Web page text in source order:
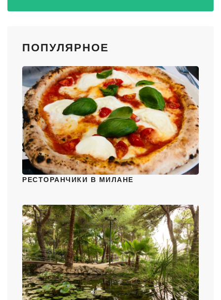
ПОПУЛЯРНОЕ
РЕСТОРАНЧИКИ В МИЛАНЕ